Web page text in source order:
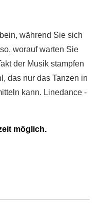
während Sie sich
worauf warten Sie
der Musik stampfen
das nur das Tanzen in
kann. Linedance -
möglich.